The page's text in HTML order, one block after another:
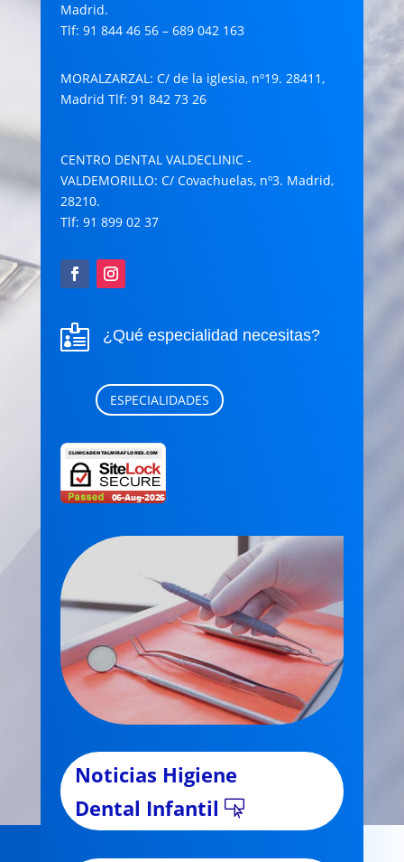
Madrid.
Tlf: 91 844 46 56 – 689 042 163
MORALZARZAL: C/ de la iglesia, nº19. 28411,
Madrid Tlf: 91 842 73 26
CENTRO DENTAL VALDECLINIC -
VALDEMORILLO: C/ Covachuelas, nº3. Madrid,
28210.
Tlf: 91 899 02 37
 ¿Qué especialidad necesitas?
ESPECIALIDADES
Noticias Higiene
Dental Infantil